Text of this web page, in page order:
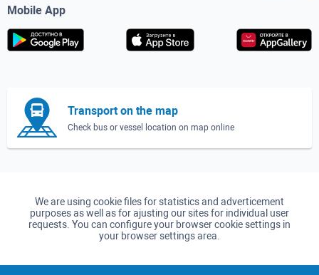
Mobile App
Transport on the map
Check bus or vessel location on map online
We are using cookie files for statistics and adverticement
purposes as well as for ajusting our sites for individual user
requests. You can configure your browser cookie settings in
your browser settings area.